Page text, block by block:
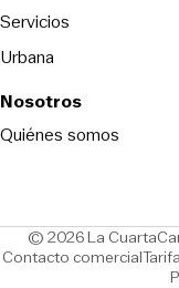
Servicios
Urbana
Nosotros
Quiénes somos
© 2026 La Cuarta
Contacto comercial